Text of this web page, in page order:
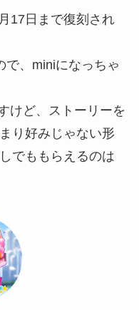
17日まで復刻され
で、miniになっちゃ
けど、ストーリーを
り好みじゃない形
でももらえるのは